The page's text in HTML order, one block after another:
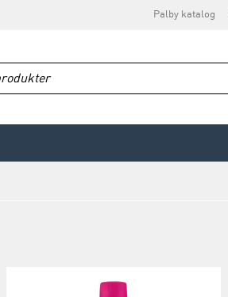
Palby katalog